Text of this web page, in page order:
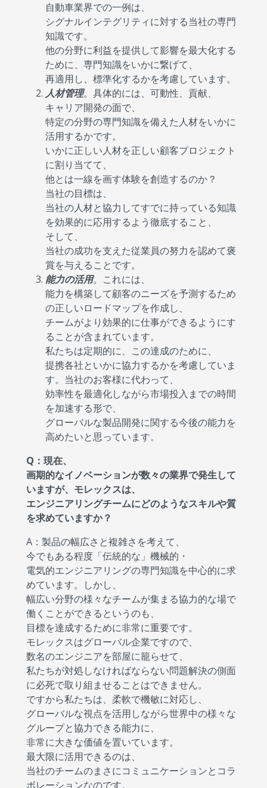
自動車業界での一例は、
シグナルインテグリティに対する当社の専門
知識です。
他の分野に利益を提供して影響を最大化する
ために、専門知識をいかに繋げて、
再適用し、標準化するかを考慮しています。
人材管理。具体的には、可動性、貢献、
キャリア開発の面で、
特定の分野の専門知識を備えた人材をいかに
活用するかです。
いかに正しい人材を正しい顧客プロジェクト
に割り当てて、
他とは一線を画す体験を創造するのか？
当社の目標は、
当社の人材と協力してすでに持っている知識
を効果的に応用するよう徹底すること、
そして、
当社の成功を支えた従業員の努力を認めて褒
賞を与えることです。
能力の活用。これには、
能力を構築して顧客のニーズを予測するため
の正しいロードマップを作成し、
チームがより効果的に仕事ができるようにす
ることが含まれています。
私たちは定期的に、この達成のために、
提携各社といかに協力するかを考慮していま
す。当社のお客様に代わって、
効率性を最適化しながら市場投入までの時間
を加速する形で、
グローバルな製品開発に関する今後の能力を
高めたいと思っています。
Q：現在、
画期的なイノベーションが数々の業界で発生して
いますが、モレックスは、
エンジニアリングチームにどのようなスキルや質
を求めていますか？
A：製品の幅広さと複雑さを考えて、
今でもある程度「伝統的な」機械的・
電気的エンジニアリングの専門知識を中心的に求
めています。しかし、
幅広い分野の様々なチームが集まる協力的な場で
働くことができるというのも、
目標を達成するために非常に重要です。
モレックスはグローバル企業ですので、
数名のエンジニアを部屋に籠らせて、
私たちが対処しなければならない問題解決の側面
に必死で取り組ませることはできません。
ですから私たちは、柔軟で機敏に対応し、
グローバルな視点を活用しながら世界中の様々な
グループと協力できる能力に、
非常に大きな価値を置いています。
最大限に活用できるのは、
当社のチームのまさにコミュニケーションとコラ
ボレーションなのです。